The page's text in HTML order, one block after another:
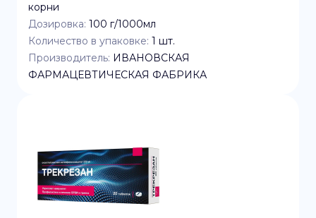
корни
Дозировка: 100 г/1000мл
Количество в упаковке: 1 шт.
Производитель: ИВАНОВСКАЯ
ФАРМАЦЕВТИЧЕСКАЯ ФАБРИКА